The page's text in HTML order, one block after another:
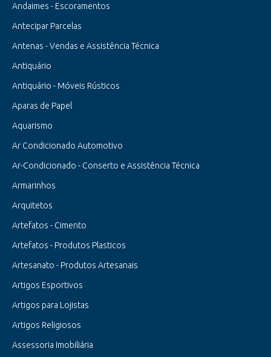
Andaimes - Escoramentos
Antecipar Parcelas
Antenas - Vendas e Assistência Técnica
Antiquário
Antiquário - Móveis Rústicos
Aparas de Papel
Aquarismo
Ar Condicionado Automotivo
Ar-Condicionado - Conserto e Assistência Técnica
Armarinhos
Arquitetos
Artefatos - Cimento
Artefatos - Produtos Plasticos
Artesanato - Produtos Artesanais
Artigos Esportivos
Artigos para Lojistas
Artigos Religiosos
Assessoria Imobiliária